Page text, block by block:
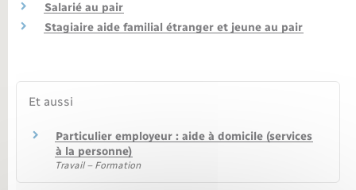
Sécurité - Prévention
Voirie et espace public
Salarié au pair
Stagiaire aide familial étranger et jeune au pair
Et aussi
Particulier employeur : aide à domicile (services
à la personne)
Travail – Formation